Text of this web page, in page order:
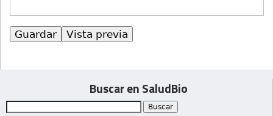
Buscar en SaludBio